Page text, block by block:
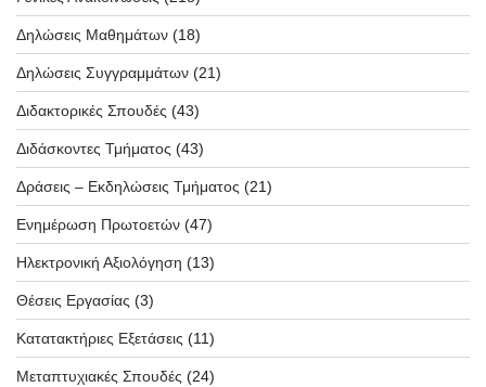
Δηλώσεις Μαθημάτων (18)
Δηλώσεις Συγγραμμάτων (21)
Διδακτορικές Σπουδές (43)
Διδάσκοντες Τμήματος (43)
Δράσεις – Εκδηλώσεις Τμήματος (21)
Ενημέρωση Πρωτοετών (47)
Ηλεκτρονική Αξιολόγηση (13)
Θέσεις Εργασίας (3)
Κατατακτήριες Εξετάσεις (11)
Μεταπτυχιακές Σπουδές (24)